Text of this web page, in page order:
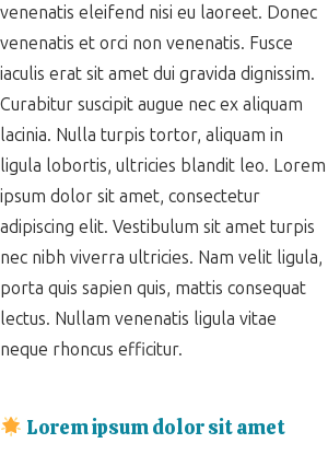
venenatis eleifend nisi eu laoreet. Donec
venenatis et orci non venenatis. Fusce
iaculis erat sit amet dui gravida dignissim.
Curabitur suscipit augue nec ex aliquam
lacinia. Nulla turpis tortor, aliquam in
ligula lobortis, ultricies blandit leo. Lorem
ipsum dolor sit amet, consectetur
adipiscing elit. Vestibulum sit amet turpis
nec nibh viverra ultricies. Nam velit ligula,
porta quis sapien quis, mattis consequat
lectus. Nullam venenatis ligula vitae
neque rhoncus efficitur.
Lorem ipsum dolor sit amet